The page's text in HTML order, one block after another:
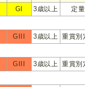
GI 3歳以上 定量
GIII 3歳以上 重賞別
GIII 3歳以上 重賞別